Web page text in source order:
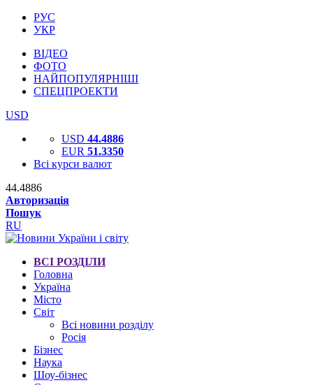
РУС
УКР
ВІДЕО
ФОТО
НАЙПОПУЛЯРНІШІ
СПЕЦПРОЕКТИ
USD
USD 44.4886
EUR 51.3350
Всі курси валют
44.4886
Авторизація
Пошук
RU
ВСІ РОЗДІЛИ
Головна
Україна
Місто
Світ
Всі новини розділу
Росія
Бізнес
Наука
Шоу-бізнес